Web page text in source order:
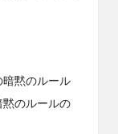
暗黙のルール
黙のルールの